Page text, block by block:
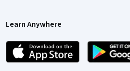
Learn Anywhere